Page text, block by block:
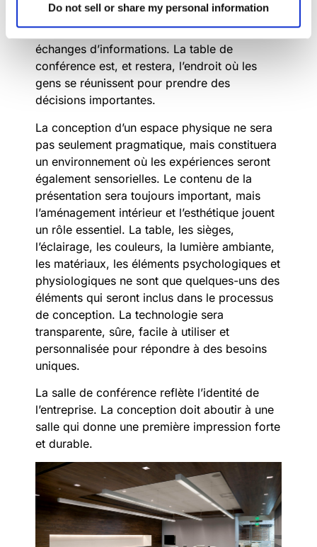
Do not sell or share my personal information
les autres, se voir, s’entendre et s’écouter. Il y
aura des discussions, des débats et des
échanges d’informations. La table de
conférence est, et restera, l’endroit où les
gens se réunissent pour prendre des
décisions importantes.
La conception d’un espace physique ne sera
pas seulement pragmatique, mais constituera
un environnement où les expériences seront
également sensorielles. Le contenu de la
présentation sera toujours important, mais
l’aménagement intérieur et l’esthétique jouent
un rôle essentiel. La table, les sièges,
l’éclairage, les couleurs, la lumière ambiante,
les matériaux, les éléments psychologiques et
physiologiques ne sont que quelques-uns des
éléments qui seront inclus dans le processus
de conception. La technologie sera
transparente, sûre, facile à utiliser et
personnalisée pour répondre à des besoins
uniques.
La salle de conférence reflète l’identité de
l’entreprise. La conception doit aboutir à une
salle qui donne une première impression forte
et durable.